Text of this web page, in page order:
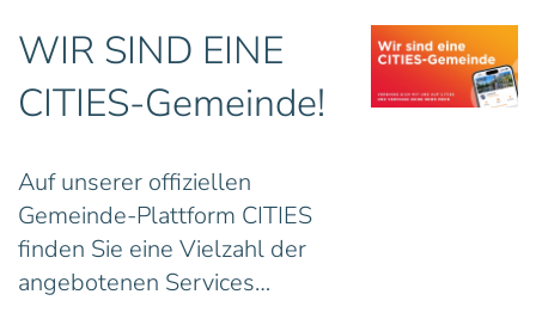
WIR SIND EINE
CITIES-Gemeinde!
Auf unserer offiziellen
Gemeinde-Plattform CITIES
finden Sie eine Vielzahl der
angebotenen Services…